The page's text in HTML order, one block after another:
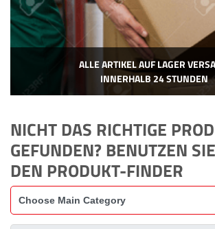
ALLE ARTIKEL AUF LAGER
INNERHALB 24 STUNDEN
NICHT DAS RICHTIGE
GEFUNDEN? BENUTZEN
DEN PRODUKT-FINDER